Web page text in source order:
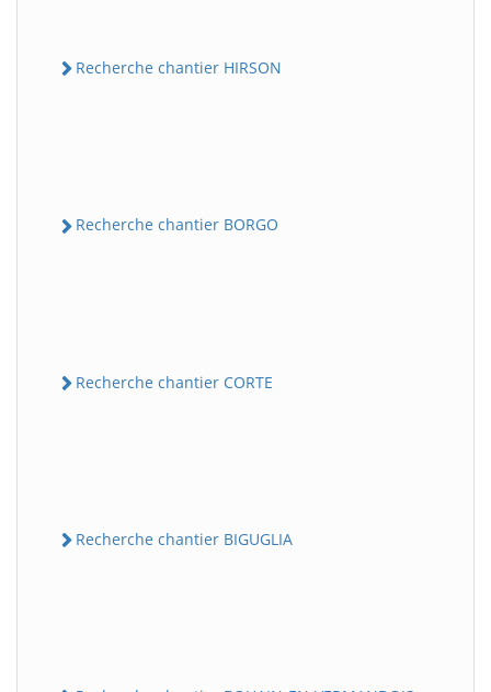
Recherche chantier HIRSON
Recherche chantier BORGO
Recherche chantier CORTE
Recherche chantier BIGUGLIA